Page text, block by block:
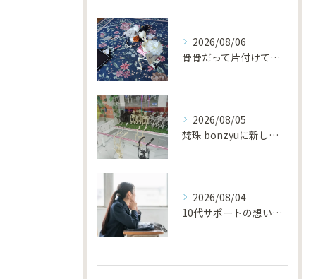
2026/08/06
骨骨だって片付けてるんだから！！
2026/08/05
梵珠 bonzyuに新しい仲間が増えました。
2026/08/04
10代サポートの想いを、もう一度形にしました